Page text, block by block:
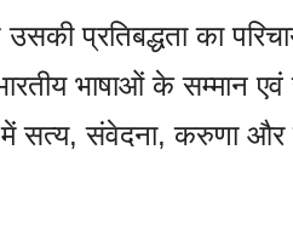
प्रतिबद्धता का
भाषाओं के सम्मान
सत्य, संवेदना, करुणा और